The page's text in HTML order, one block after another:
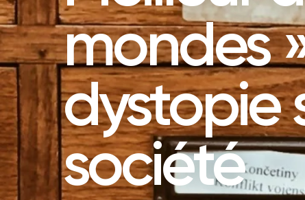
mondes
dystopie
société